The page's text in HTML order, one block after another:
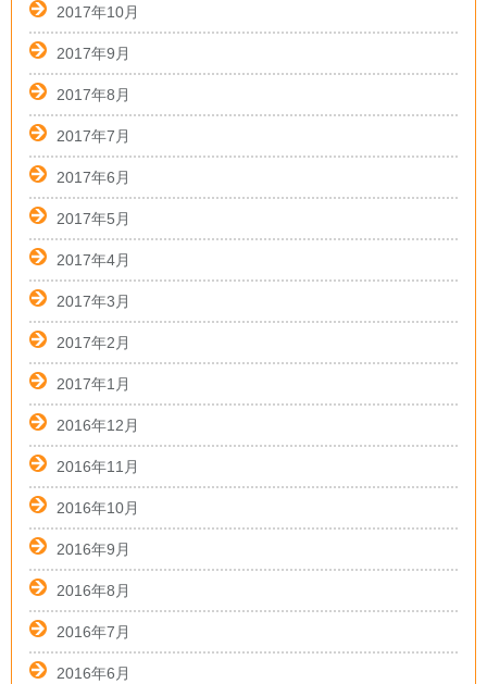
2017年10月
2017年9月
2017年8月
2017年7月
2017年6月
2017年5月
2017年4月
2017年3月
2017年2月
2017年1月
2016年12月
2016年11月
2016年10月
2016年9月
2016年8月
2016年7月
2016年6月